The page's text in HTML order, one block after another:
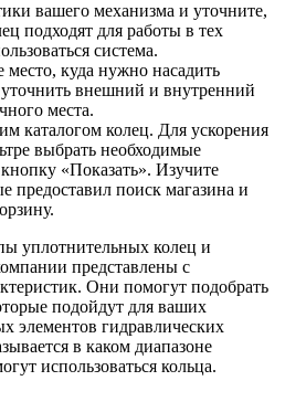
вашего механизма и уточните,
подходят для работы в тех
система.
место, куда нужно насадить
внешний и внутренний
места.
каталогом колец. Для ускорения
выбрать необходимые
«Показать». Изучите
предоставил поиск магазина и
уплотнительных колец и
представлены с
Они помогут подобрать
подойдут для ваших
гидравлических
в каком диапазоне
использоваться кольца.